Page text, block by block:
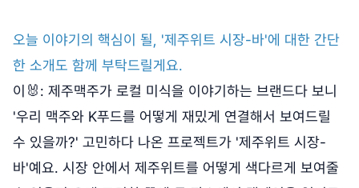
오늘 이야기의 핵심이 될, '제주위트 시장-바'에 대한 간단
한 소개도 함께 부탁드릴게요.
이🐰: 제주맥주가 로컬 미식을 이야기하는 브랜드다 보니
'우리 맥주와 K푸드를 어떻게 재밌게 연결해서 보여드릴
수 있을까?' 고민하다 나온 프로젝트가 '제주위트 시장-
바'예요. 시장 안에서 제주위트를 어떻게 색다르게 보여줄